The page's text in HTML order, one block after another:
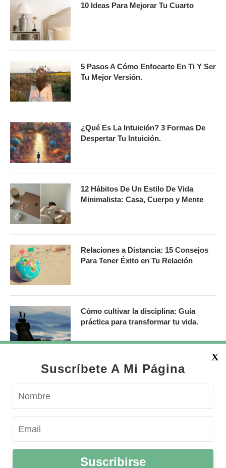
Suscríbete A Mi Página
Suscribirse
X
10 Ideas Para Mejorar Tu Cuarto
5 Pasos A Cómo Enfocarte En Ti Y Ser
Tu Mejor Versión.
¿Qué Es La Intuición? 3 Formas De
Despertar Tu Intuición.
12 Hábitos De Un Estilo De Vida
Minimalista: Casa, Cuerpo y Mente
Relaciones a Distancia: 15 Consejos
Para Tener Éxito en Tu Relación
Cómo cultivar la disciplina: Guía
práctica para transformar tu vida.
© 2019 - 2019 · Montsse.com is a participant in the Amazon Services LLC Associates